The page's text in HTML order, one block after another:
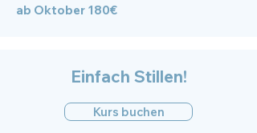
ab Oktober 180€
Einfach Stillen!
Kurs buchen